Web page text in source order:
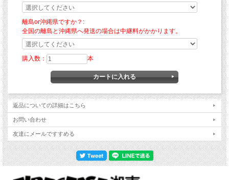
離島or沖縄県ですか？:
全国の離島と沖縄県へ発送の場合は中継料がかかります。
購入数： 本
返品についての詳細はこちら
お問い合わせ
友達にメールですすめる